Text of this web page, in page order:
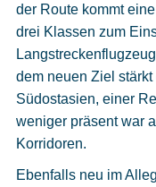
der Route kommt
drei Klassen zum
dem neuen Ziel
Südostasien, einer
weniger präsent war
Korridoren.
Ebenfalls neu im